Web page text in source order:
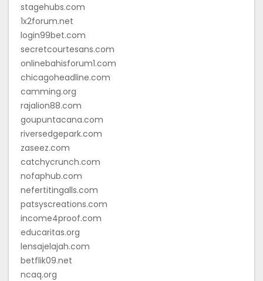
stagehubs.com
1x2forum.net
login99bet.com
secretcourtesans.com
onlinebahisforum1.com
chicagoheadline.com
camming.org
rajalion88.com
goupuntacana.com
riversedgepark.com
zaseez.com
catchycrunch.com
nofaphub.com
nefertitingalls.com
patsyscreations.com
income4proof.com
educaritas.org
lensajelajah.com
betflik09.net
ncaq.org